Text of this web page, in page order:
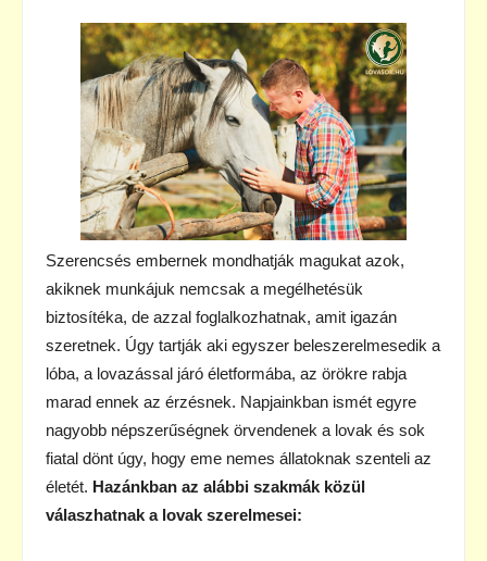
Szerencsés embernek mondhatják magukat azok,
akiknek munkájuk nemcsak a megélhetésük
biztosítéka, de azzal foglalkozhatnak, amit igazán
szeretnek. Úgy tartják aki egyszer beleszerelmesedik a
lóba, a lovazással járó életformába, az örökre rabja
marad ennek az érzésnek. Napjainkban ismét egyre
nagyobb népszerűségnek örvendenek a lovak és sok
fiatal dönt úgy, hogy eme nemes állatoknak szenteli az
életét. Hazánkban az alábbi szakmák közül
válaszhatnak a lovak szerelmesei: